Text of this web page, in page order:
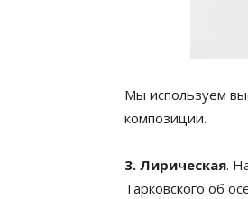
Мы используем
композиции.
3. Лирическая.
Тарковского об